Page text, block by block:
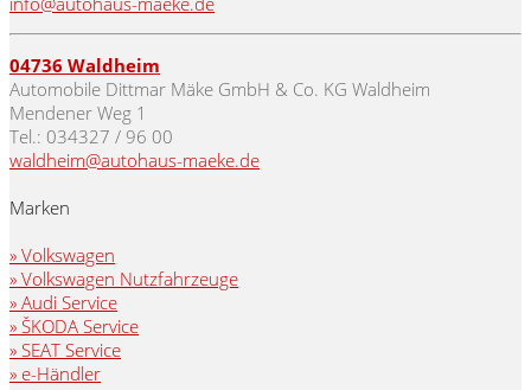
04736 Waldheim
Automobile Dittmar Mäke GmbH & Co. KG Waldheim
Mendener Weg 1
Tel.: 034327 / 96 00
waldheim@autohaus-maeke.de
Marken
» Volkswagen
» Volkswagen Nutzfahrzeuge
» Audi Service
» ŠKODA Service
» SEAT Service
» e-Händler